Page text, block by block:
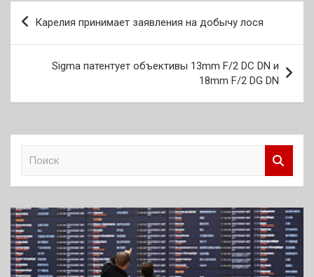
Навигация
Карелия принимает заявления на добычу лося
Sigma патентует объективы 13mm F/2 DC DN и
18mm F/2 DG DN
к